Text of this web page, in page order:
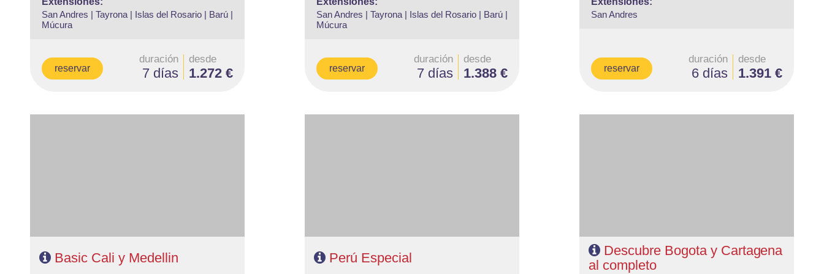
San Andres | Tayrona | Islas del Rosario | Barú |
Múcura
reservar
duración
7 días
desde
1.272 €
San Andres | Tayrona | Islas del Rosario | Barú |
Múcura
reservar
duración
7 días
desde
1.388 €
San Andres
reservar
duración
6 días
desde
1.391 €
Basic Cali y Medellin Perú Especial
Descubre Bogota y Cartagena
al completo